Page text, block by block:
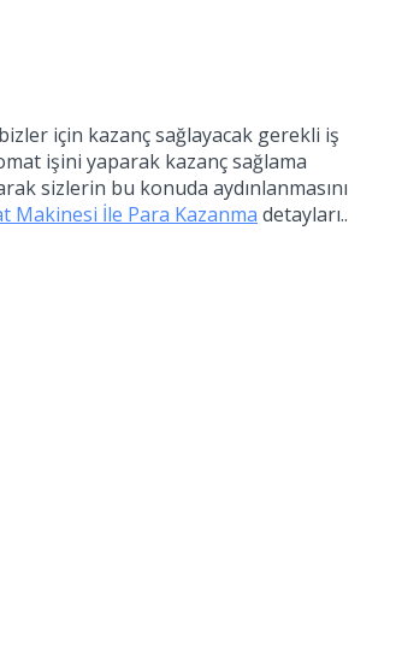
için kazanç sağlayacak gerekli iş
işini yaparak kazanç sağlama
sizlerin bu konuda aydınlanmasını
Makinesi İle Para Kazanma detayları..